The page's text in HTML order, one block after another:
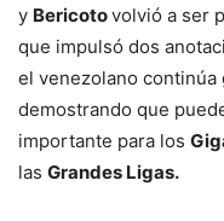
y Bericotovolvió a ser
que impulsó dos
el venezolano continúa
demostrando que
importante para los
las Grandes Ligas.